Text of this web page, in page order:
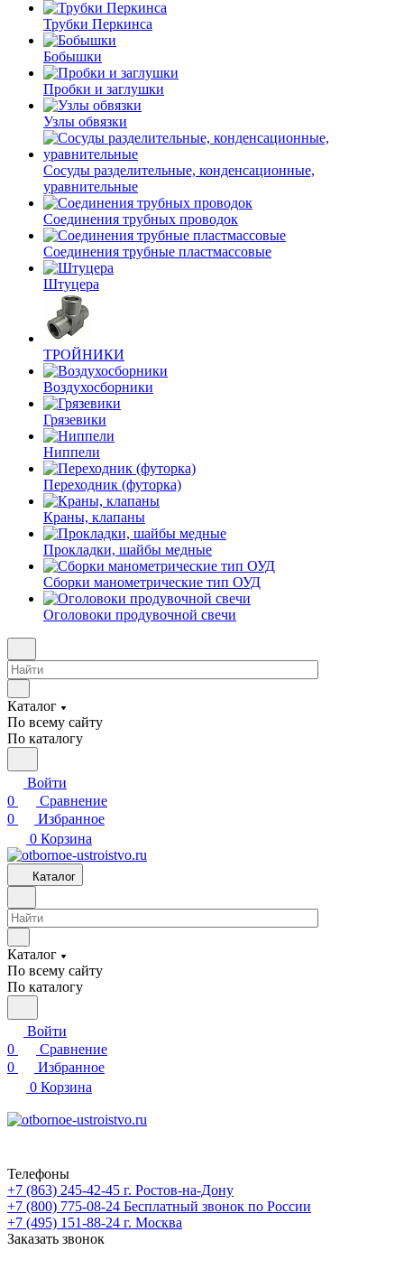
Трубки Перкинса
Бобышки
Пробки и заглушки
Узлы обвязки
Сосуды разделительные, конденсационные,
уравнительные
Соединения трубных проводок
Соединения трубные пластмассовые
Штуцера
ТРОЙНИКИ
Воздухосборники
Грязевики
Ниппели
Переходник (футорка)
Краны, клапаны
Прокладки, шайбы медные
Сборки манометрические тип ОУД
Оголовоки продувочной свечи
Каталог
По всему сайту
По каталогу
Войти
0
Сравнение
0
Избранное
0 Корзина
Каталог
Каталог
По всему сайту
По каталогу
Войти
0
Сравнение
0
Избранное
0 Корзина
Телефоны
+7 (863) 245-42-45 г. Ростов-на-Дону
+7 (800) 775-08-24 Бесплатный звонок по России
+7 (495) 151-88-24 г. Москва
Заказать звонок